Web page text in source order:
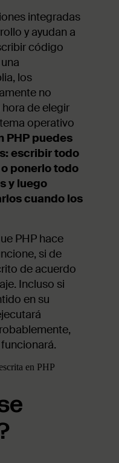
integradas
y ayudan a
código
los
no
de elegir
operativo
PHP puedes
escribir todo
ponerlo todo
y luego
cuando los
PHP hace
si de
de acuerdo
Incluso si
en su